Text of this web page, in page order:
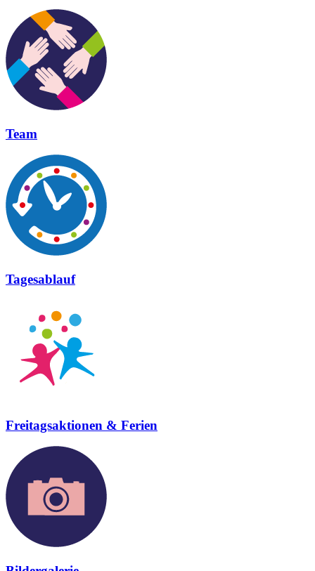
Team
Tagesablauf
Freitagsaktionen & Ferien